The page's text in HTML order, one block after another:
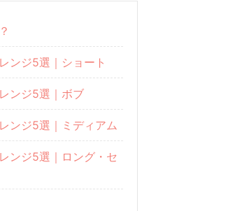
ンジ5選｜ショート
ンジ5選｜ボブ
ンジ5選｜ミディアム
ンジ5選｜ロング・セ